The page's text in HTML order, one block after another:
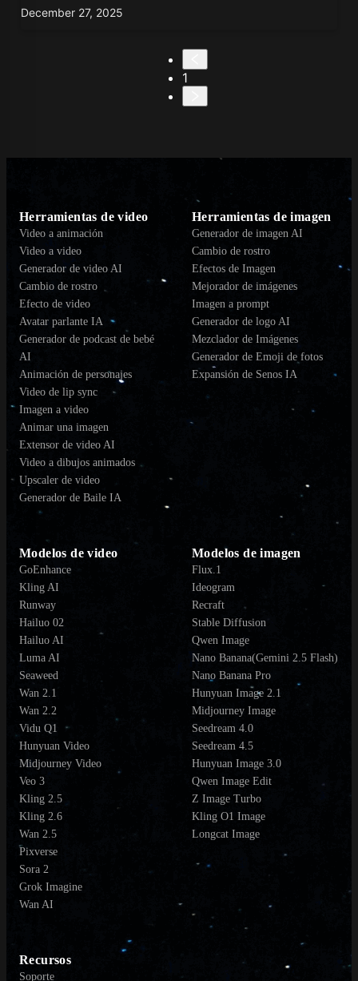
December 27, 2025
1
Herramientas de video
Video a animación
Video a video
Generador de video AI
Cambio de rostro
Efecto de video
Avatar parlante IA
Generador de podcast de bebé
AI
Animación de personajes
Video de lip sync
Imagen a video
Animar una imagen
Extensor de video AI
Video a dibujos animados
Upscaler de video
Generador de Baile IA
Herramientas de imagen
Generador de imagen AI
Cambio de rostro
Efectos de Imagen
Mejorador de imágenes
Imagen a prompt
Generador de logo AI
Mezclador de Imágenes
Generador de Emoji de fotos
Expansión de Senos IA
Modelos de video
GoEnhance
Kling AI
Runway
Hailuo 02
Hailuo AI
Luma AI
Seaweed
Wan 2.1
Wan 2.2
Vidu Q1
Hunyuan Video
Midjourney Video
Veo 3
Kling 2.5
Kling 2.6
Wan 2.5
Pixverse
Sora 2
Grok Imagine
Wan AI
Modelos de imagen
Flux.1
Ideogram
Recraft
Stable Diffusion
Qwen Image
Nano Banana(Gemini 2.5 Flash)
Nano Banana Pro
Hunyuan Image 2.1
Midjourney Image
Seedream 4.0
Seedream 4.5
Hunyuan Image 3.0
Qwen Image Edit
Z Image Turbo
Kling O1 Image
Longcat Image
Recursos
Soporte